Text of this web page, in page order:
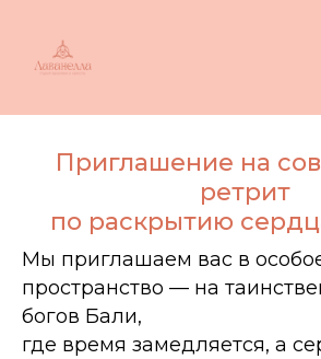
Приглашение на
ретрит
по раскрытию
Мы приглашаем вас в
пространство — на
богов Бали,
где время замедляется, а